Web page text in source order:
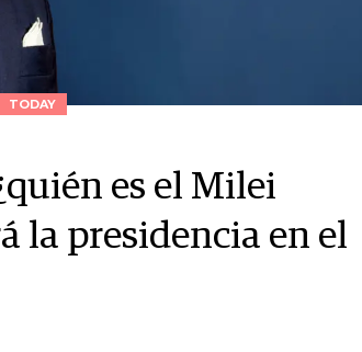
TODAY
es el Milei
la presidencia en el